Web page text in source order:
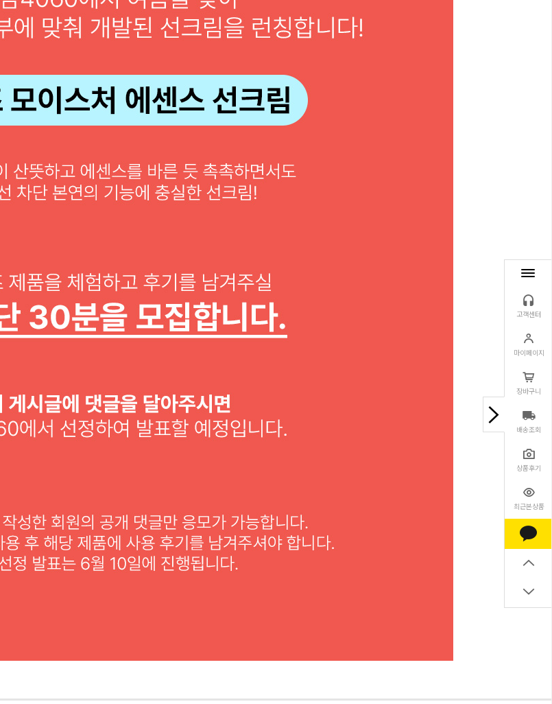
고객센터
마이페이지
장바구니
배송조회
상품후기
최근본상품